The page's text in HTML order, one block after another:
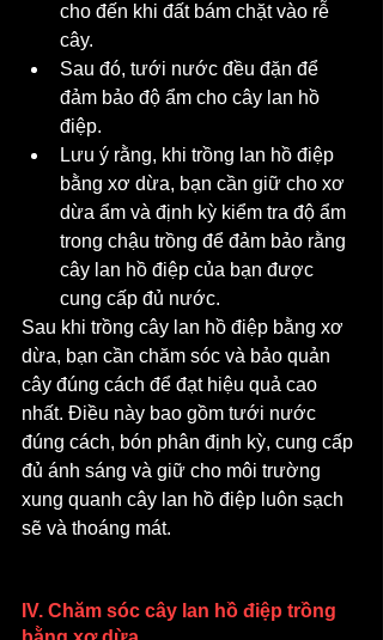
cho đến khi đất bám chặt vào rễ
cây.
Sau đó, tưới nước đều đặn để
đảm bảo độ ẩm cho cây lan hồ
điệp.
Lưu ý rằng, khi trồng lan hồ điệp
bằng xơ dừa, bạn cần giữ cho xơ
dừa ẩm và định kỳ kiểm tra độ ẩm
trong chậu trồng để đảm bảo rằng
cây lan hồ điệp của bạn được
cung cấp đủ nước.
Sau khi trồng cây lan hồ điệp bằng xơ
dừa, bạn cần chăm sóc và bảo quản
cây đúng cách để đạt hiệu quả cao
nhất. Điều này bao gồm tưới nước
đúng cách, bón phân định kỳ, cung cấp
đủ ánh sáng và giữ cho môi trường
xung quanh cây lan hồ điệp luôn sạch
sẽ và thoáng mát.
IV. Chăm sóc cây lan hồ điệp trồng